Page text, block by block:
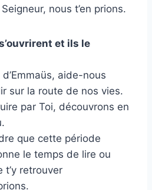
nous t’en prions.
et ils le
aide-nous
sur la route de nos vies.
par Toi, découvrons en
que cette période
le temps de lire ou
t’y retrouver